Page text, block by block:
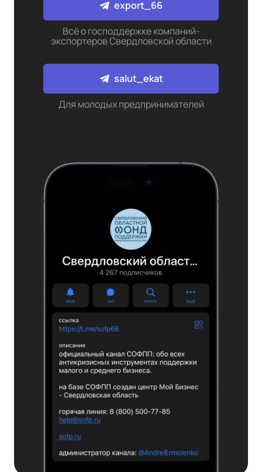
export_66
Всё о господдержке компаний-
экспортеров Свердловской области
salut_ekat
Для молодых предпринимателей